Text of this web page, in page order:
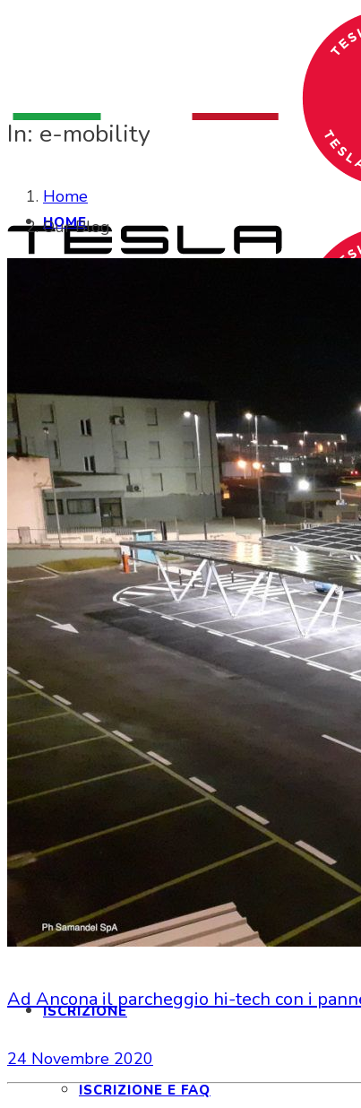
HOME
CONTATTI
INTERAGIAMO!
DICONO DI NOI
DICONO DI TESLA
NEWSLETTER
RASSEGNA STAMPA
NOTE LEGALI
ISCRIZIONE
ISCRIZIONE E FAQ
Search Site
In: e-mobility
Home
Our Blog
Ad Ancona il parcheggio hi-tech con i
24 Novembre 2020